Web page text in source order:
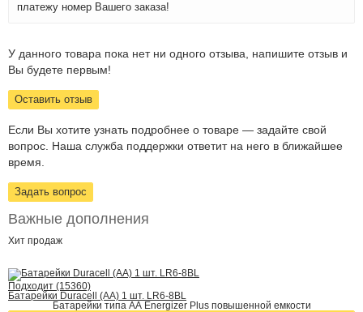
платежу номер Вашего заказа!
У данного товара пока нет ни одного отзыва, напишите отзыв и
Вы будете первым!
Оставить отзыв
Если Вы хотите узнать подробнее о товаре — задайте свой
вопрос. Наша служба поддержки ответит на него в ближайшее
время.
Задать вопрос
Важные дополнения
Хит продаж
Подходит (15360)
Батарейки Duracell (АА) 1 шт. LR6-8BL
Батарейки типа АА Energizer Plus повышенной емкости